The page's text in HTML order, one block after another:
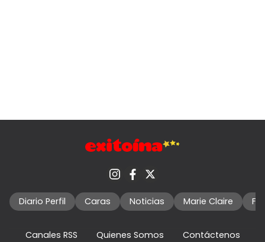
Diario Perfil Caras Noticias Marie Claire
Canales RSS Quienes Somos
Contáctenos